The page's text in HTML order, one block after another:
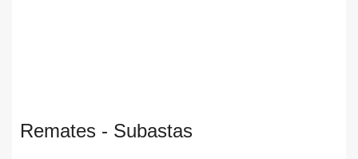
Remates - Subastas